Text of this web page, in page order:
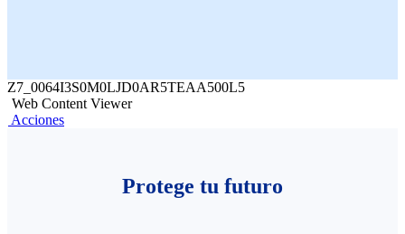
Z7_0064I3S0M0LJD0AR5TEAA500L5
Web Content Viewer
Acciones
Protege tu futuro